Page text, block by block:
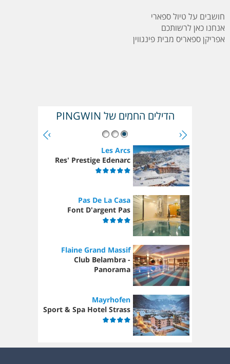
חושבים על טיול ספארי
אנחנו כאן לרשותכם
אפריקן ספאריס מבית פינגווין
הדילים החמים של PINGWIN
Les Arcs
Res' Prestige Edenarc
Pas De La Casa
Font D'argent Pas
Flaine Grand Massif
Club Belambra -
Panorama
Mayrhofen
Sport & Spa Hotel Strass